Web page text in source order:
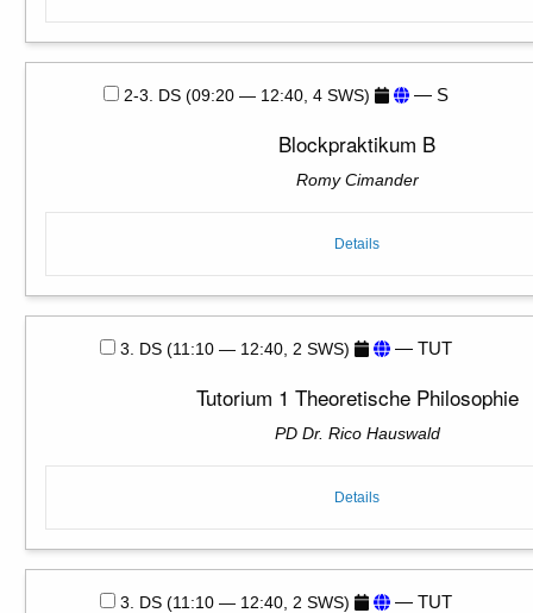
2-3. DS (09:20 — 12:40, 4 SWS) — S
Blockpraktikum B
Romy Cimander
Details
3. DS (11:10 — 12:40, 2 SWS) — TUT
Tutorium 1 Theoretische Philosophie
PD Dr. Rico Hauswald
Details
3. DS (11:10 — 12:40, 2 SWS) — TUT